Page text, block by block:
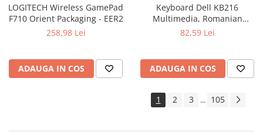
LOGITECH Wireless GamePad
F710 Orient Packaging - EER2
258,98 Lei
ADAUGA IN COS
Keyboard Dell KB216
Multimedia, Romanian
(QWERTZ), Black
82,59 Lei
ADAUGA IN COS
1 2 3 ... 105